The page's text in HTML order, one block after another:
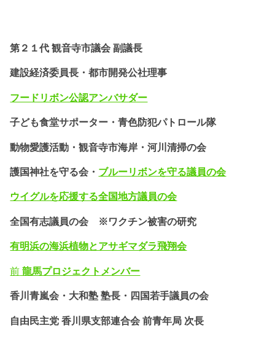
第２１代 観音寺市議会 副議長
建設経済委員長・都市開発公社理事
フードリボン公認アンバサダー
子ども食堂サポーター・青色防犯パトロール隊
動物愛護活動・観音寺市海岸・河川清掃の会
護国神社を守る会・ ブルーリボンを守る議員の会
ウイグルを応援する全国地方議員の会
全国有志議員の会 ※ワクチン被害の研究
有明浜の海浜植物とアサギマダラ飛翔会
前 龍馬プロジェクトメンバー
香川青嵐会・ 大和塾 塾長・四国若手議員の会
自由民主党 香川県支部連合会 前青年局 次長